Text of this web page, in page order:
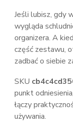
Jeśli lubisz, gdy
wygląda
organizera. A
część zestawu,
zadbać o siebie
SKU
punkt
łączy
używania.